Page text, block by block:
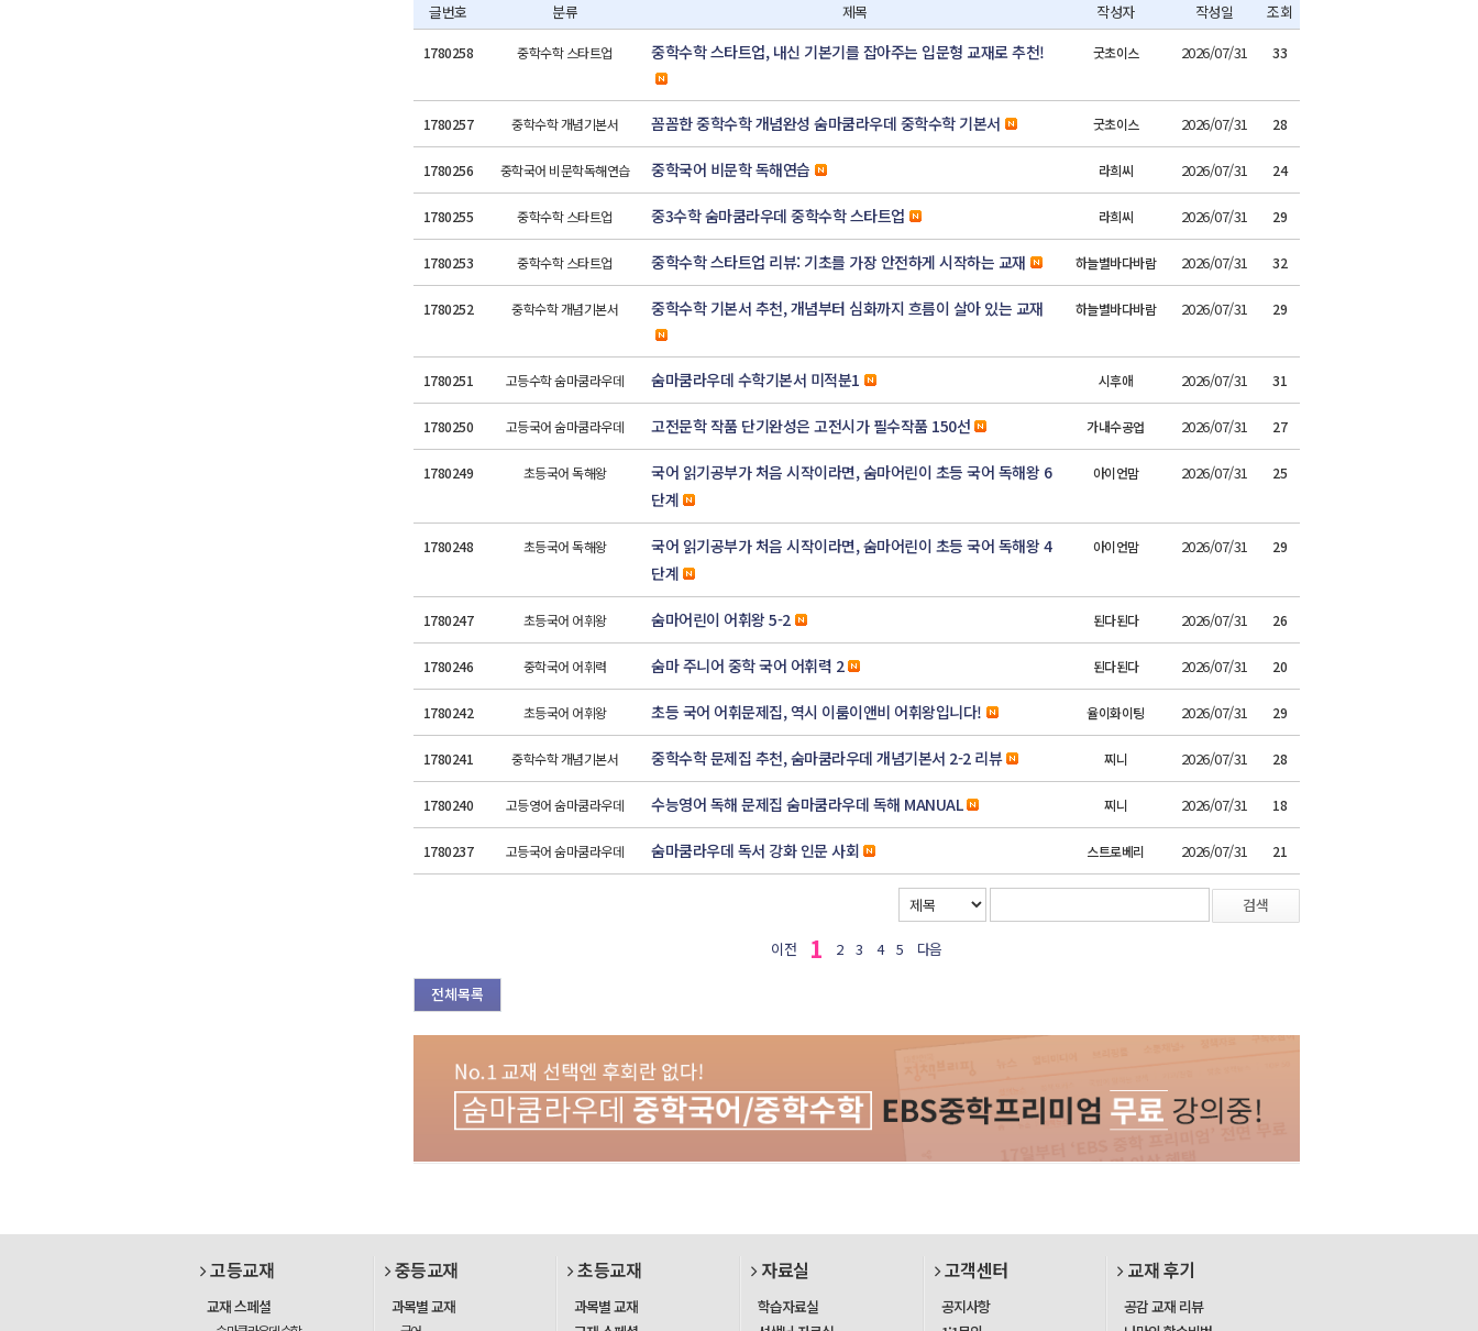
글번호 분류 제목 작성자 작성일 조회
1780258 중학수학 스타트업 중학수학 스타트업, 내신 기본기를 잡아주는 입문형 교재로 추천! 굿초이스 2026/07/31 33
1780257 중학수학 개념기본서 꼼꼼한 중학수학 개념완성 숨마쿰라우데 중학수학 기본서 굿초이스 2026/07/31 28
1780256 중학국어 비문학독해연습 중학국어 비문학 독해연습 라희씨 2026/07/31 24
1780255 중학수학 스타트업 중3수학 숨마쿰라우데 중학수학 스타트업 라희씨 2026/07/31 29
1780253 중학수학 스타트업 중학수학 스타트업 리뷰: 기초를 가장 안전하게 시작하는 교재 하늘별바다바람 2026/07/31 32
1780252 중학수학 개념기본서 중학수학 기본서 추천, 개념부터 심화까지 흐름이 살아 있는 교재 하늘별바다바람 2026/07/31 29
1780251 고등수학 숨마쿰라우데 숨마쿰라우데 수학기본서 미적분1 시후애 2026/07/31 31
1780250 고등국어 숨마쿰라우데 고전문학 작품 단기완성은 고전시가 필수작품 150선 가내수공업 2026/07/31 27
1780249 초등국어 독해왕
국어 읽기공부가 처음 시작이라면, 숨마어린이 초등 국어 독해왕 6
단계
아이언맘 2026/07/31 25
1780248 초등국어 독해왕
국어 읽기공부가 처음 시작이라면, 숨마어린이 초등 국어 독해왕 4
단계
아이언맘 2026/07/31 29
1780247 초등국어 어휘왕 숨마어린이 어휘왕 5-2 된다된다 2026/07/31 26
1780246 중학국어 어휘력 숨마 주니어 중학 국어 어휘력 2 된다된다 2026/07/31 20
1780242 초등국어 어휘왕 초등 국어 어휘문제집, 역시 이룸이앤비 어휘왕입니다! 율이화이팅 2026/07/31 29
1780241 중학수학 개념기본서 중학수학 문제집 추천, 숨마쿰라우데 개념기본서 2-2 리뷰 찌니 2026/07/31 28
1780240 고등영어 숨마쿰라우데 수능영어 독해 문제집 숨마쿰라우데 독해 MANUAL 찌니 2026/07/31 18
1780237 고등국어 숨마쿰라우데 숨마쿰라우데 독서 강화 인문 사회 스트로베리 2026/07/31 21
검색
이전 1 2 3 4 5 다음
전체목록
고등교재
교재 스페셜
중등교재
과목별 교재
초등교재
과목별 교재
자료실
학습자료실
고객센터
공지사항
교재 후기
공감 교재 리뷰